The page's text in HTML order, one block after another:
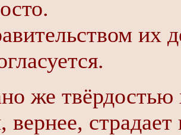
их
же твёрдостью
вернее,